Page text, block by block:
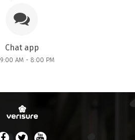
Chat app
9:00 AM - 8:00 PM